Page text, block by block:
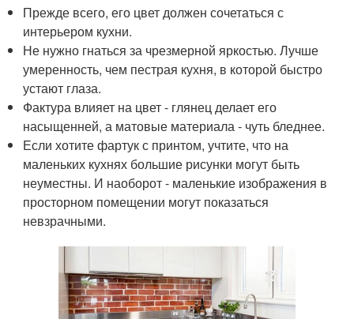
Прежде всего, его цвет должен сочетаться с
интерьером кухни.
Не нужно гнаться за чрезмерной яркостью. Лучше
умеренность, чем пестрая кухня, в которой быстро
устают глаза.
Фактура влияет на цвет - глянец делает его
насыщенней, а матовые материала - чуть бледнее.
Если хотите фартук с принтом, учтите, что на
маленьких кухнях большие рисунки могут быть
неуместны. И наоборот - маленькие изображения в
просторном помещении могут показаться
невзрачными.